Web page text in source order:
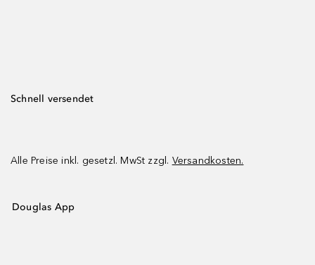
Schnell versendet
Alle Preise inkl. gesetzl. MwSt zzgl. Versandkosten.
Douglas App